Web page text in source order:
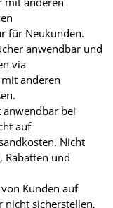
für Neukunden.
anwendbar und
via
anderen
bei
auf
Nicht
Rabatten und
Kunden auf
nicht sicherstellen,